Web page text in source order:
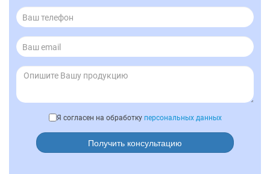
Я согласен на обработку персональных данных
Получить консультацию